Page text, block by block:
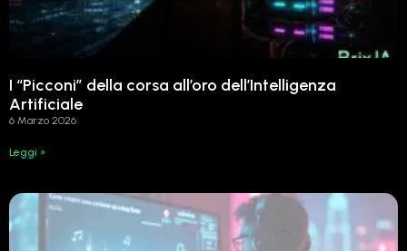
I “Picconi” della corsa all’oro dell’Intelligenza
Artificiale
6 Marzo 2026
Leggi »